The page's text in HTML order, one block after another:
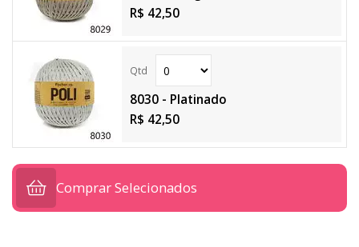
R$ 42,50
8030 - Platinado
R$ 42,50
Comprar Selecionados